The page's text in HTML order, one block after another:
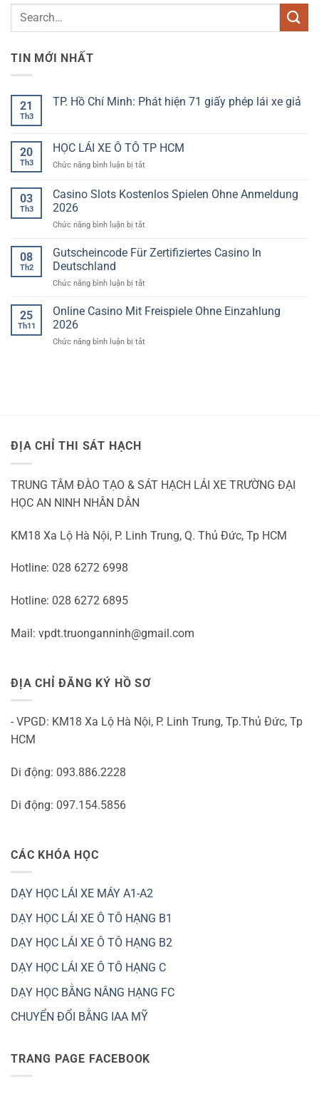
TIN MỚI NHẤT
21
Th3
TP. Hồ Chí Minh: Phát hiện 71 giấy phép lái xe giả
luận
ở
TP.
Minh:
Phát
hiện
giấy
xe
giả
20
Th3
HỌC LÁI XE Ô TÔ TP HCM
Chức năng bình luận bị tắt
LÁI
XE
TÔ
HCM
03
Th3
Casino Slots Kostenlos Spielen Ohne Anmeldung
2026
Chức năng bình luận bị tắt
Slots
Ohne
2026
08
Th2
Gutscheincode Für Zertifiziertes Casino In
Deutschland
Chức năng bình luận bị tắt
Für
Zertifiziertes
In
25
Th11
Online Casino Mit Freispiele Ohne Einzahlung
2026
Chức năng bình luận bị tắt
ĐỊA CHỈ THI SÁT HẠCH
TRUNG TÂM ĐÀO TẠO & SÁT HẠCH LÁI XE TRƯỜNG ĐẠI
HỌC AN NINH NHÂN DÂN
KM18 Xa Lộ Hà Nội, P. Linh Trung, Q. Thủ Đức, Tp HCM
Hotline: 028 6272 6998
Hotline: 028 6272 6895
Mail: vpdt.truonganninh@gmail.com
ĐỊA CHỈ ĐĂNG KÝ HỒ SƠ
- VPGD: KM18 Xa Lộ Hà Nội, P. Linh Trung, Tp.Thủ Đức, Tp
HCM
Di động: 093.886.2228
Di động: 097.154.5856
CÁC KHÓA HỌC
DẠY HỌC LÁI XE MÁY A1-A2
DẠY HỌC LÁI XE Ô TÔ HẠNG B1
DẠY HỌC LÁI XE Ô TÔ HẠNG B2
DẠY HỌC LÁI XE Ô TÔ HẠNG C
DẠY HỌC BẰNG NÂNG HẠNG FC
CHUYỂN ĐỔI BẰNG IAA MỸ
TRANG PAGE FACEBOOK